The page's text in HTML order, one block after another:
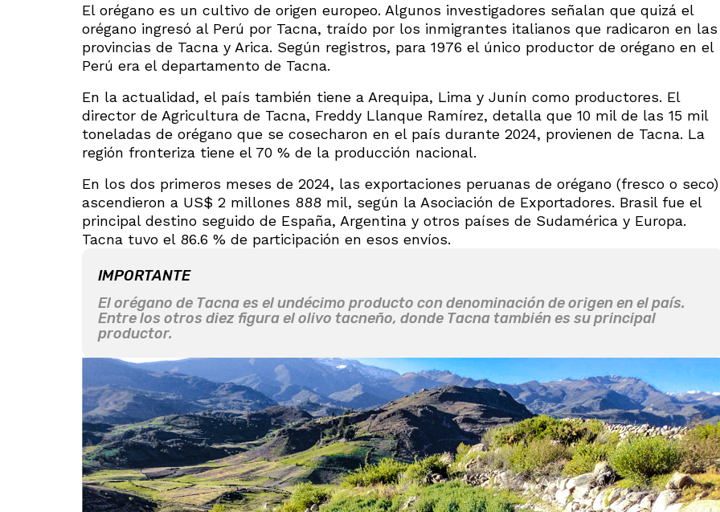
El orégano es un cultivo de origen europeo. Algunos investigadores señalan que quizá el
orégano ingresó al Perú por Tacna, traído por los inmigrantes italianos que radicaron en las
provincias de Tacna y Arica. Según registros, para 1976 el único productor de orégano en el
Perú era el departamento de Tacna.
En la actualidad, el país también tiene a Arequipa, Lima y Junín como productores. El
director de Agricultura de Tacna, Freddy Llanque Ramírez, detalla que 10 mil de las 15 mil
toneladas de orégano que se cosecharon en el país durante 2024, provienen de Tacna. La
región fronteriza tiene el 70 % de la producción nacional.
En los dos primeros meses de 2024, las exportaciones peruanas de orégano (fresco o seco)
ascendieron a US$ 2 millones 888 mil, según la Asociación de Exportadores. Brasil fue el
principal destino seguido de España, Argentina y otros países de Sudamérica y Europa.
Tacna tuvo el 86.6 % de participación en esos envíos.
IMPORTANTE
El orégano de Tacna es el undécimo producto con denominación de origen en el país.
Entre los otros diez figura el olivo tacneño, donde Tacna también es su principal
productor.